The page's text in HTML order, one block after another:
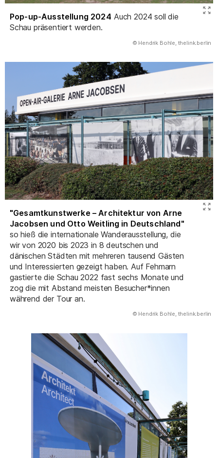
Pop-up-Ausstellung 2024 Auch 2024 soll die
Schau präsentiert werden.
© Hendrik Bohle, thelink.berlin
"Gesamtkunstwerke – Architektur von Arne
Jacobsen und Otto Weitling in Deutschland"
so hieß die internationale Wanderausstellung, die
wir von 2020 bis 2023 in 8 deutschen und
dänischen Städten mit mehreren tausend Gästen
und Interessierten gezeigt haben. Auf Fehmarn
gastierte die Schau 2022 fast sechs Monate und
zog die mit Abstand meisten Besucher*innen
während der Tour an.
© Hendrik Bohle, thelink.berlin